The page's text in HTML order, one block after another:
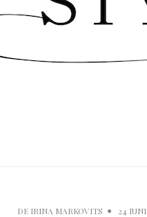
DE IRINA MARKOVITS 24